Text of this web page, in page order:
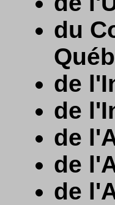
du
de
de
de
de
de